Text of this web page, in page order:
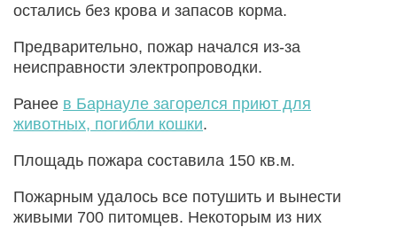
остались без крова и запасов корма.
Предварительно, пожар начался из-за
неисправности электропроводки.
Ранее в Барнауле загорелся приют для
животных, погибли кошки.
Площадь пожара составила 150 кв.м.
Пожарным удалось все потушить и вынести
живыми 700 питомцев. Некоторым из них